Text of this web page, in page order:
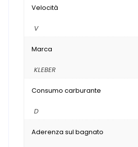
Velocità
V
Marca
KLEBER
Consumo carburante
D
Aderenza sul bagnato